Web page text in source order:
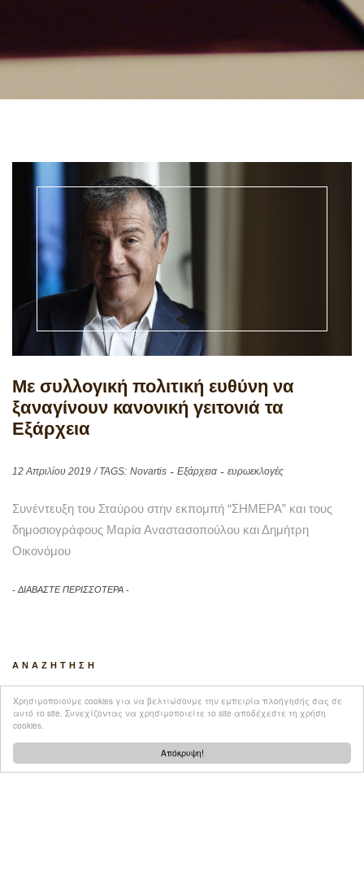
Απόκρυψη!
Χρησιμοποιούμε cookies για να βελτιώσουμε την εμπειρία πλοήγησής σας σε
αυτό το site. Συνεχίζοντας να χρησιμοποιείτε το site αποδέχεστε τη χρήση
cookies.
Με συλλογική πολιτική ευθύνη να
ξαναγίνουν κανονική γειτονιά τα
Εξάρχεια
12 Απριλίου 2019 / TAGS: Novartis Εξάρχεια ευρωεκλογές
Συνέντευξη του Σταύρου στην εκπομπή “ΣΗΜΕΡΑ” και τους
δημοσιογράφους Μαρία Αναστασοπούλου και Δημήτρη
Οικονόμου
ΔΙΑΒΑΣΤΕ ΠΕΡΙΣΣΟΤΕΡΑ
ANAZHTHΣΗ